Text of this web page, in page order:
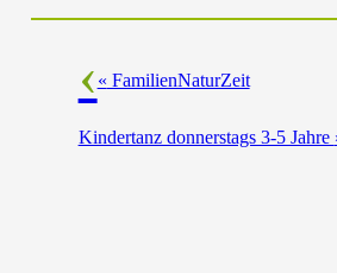
« FamilienNaturZeit
Kindertanz donnerstags 3-5 Jahre